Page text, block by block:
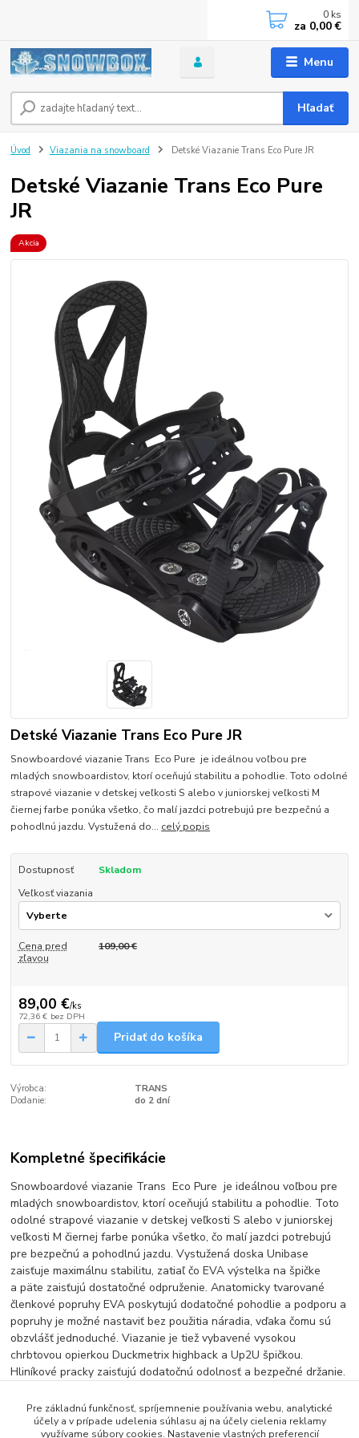
Menu
Hľadať
0 ks
za 0,00 €
Úvod Viazania na snowboard Detské Viazanie Trans Eco Pure JR
Detské Viazanie Trans Eco Pure
JR
Akcia
Detské Viazanie Trans Eco Pure JR
Snowboardové viazanie Trans Eco Pure je ideálnou voľbou pre
mladých snowboardistov, ktorí oceňujú stabilitu a pohodlie. Toto odolné
strapové viazanie v detskej veľkosti S alebo v juniorskej veľkosti M
čiernej farbe ponúka všetko, čo malí jazdci potrebujú pre bezpečnú a
pohodlnú jazdu. Vystužená do... celý popis
Dostupnosť
Skladom
Veľkosť viazania
Cena pred
zľavou
109,00 €
89,00 €/ks
72,36 € bez DPH
Pridať do košíka
Výrobca:
TRANS
Dodanie:
do 2 dní
Kompletné špecifikácie
Snowboardové viazanie Trans Eco Pure je ideálnou voľbou pre
mladých snowboardistov, ktorí oceňujú stabilitu a pohodlie. Toto
odolné strapové viazanie v detskej veľkosti S alebo v juniorskej
veľkosti M čiernej farbe ponúka všetko, čo malí jazdci potrebujú
pre bezpečnú a pohodlnú jazdu. Vystužená doska Unibase
zaisťuje maximálnu stabilitu, zatiaľ čo EVA výstelka na špičke
a päte zaisťujú dostatočné odpruženie. Anatomicky tvarované
členkové popruhy EVA poskytujú dodatočné pohodlie a podporu a
popruhy je možné nastaviť bez použitia náradia, vďaka čomu sú
obzvlášť jednoduché. Viazanie je tiež vybavené vysokou
chrbtovou opierkou Duckmetrix highback a Up2U špičkou.
Hliníkové pracky zaisťujú dodatočnú odolnosť a bezpečné držanie.
Tovar zaradený v kategóriách
Pre základnú funkčnosť, spríjemnenie používania webu, analytické
účely a v prípade udelenia súhlasu aj na účely cielenia reklamy
využívame súbory cookies. Nastavenie vlastných preferencií